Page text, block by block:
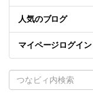
人気のブログ
マイページログイン